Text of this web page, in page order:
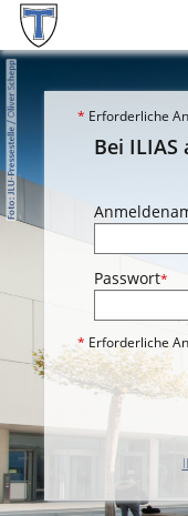
* Erforderliche
Bei ILIAS
Passwort*
* Erforderliche